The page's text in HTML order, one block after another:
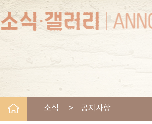
소식 > 공지사항